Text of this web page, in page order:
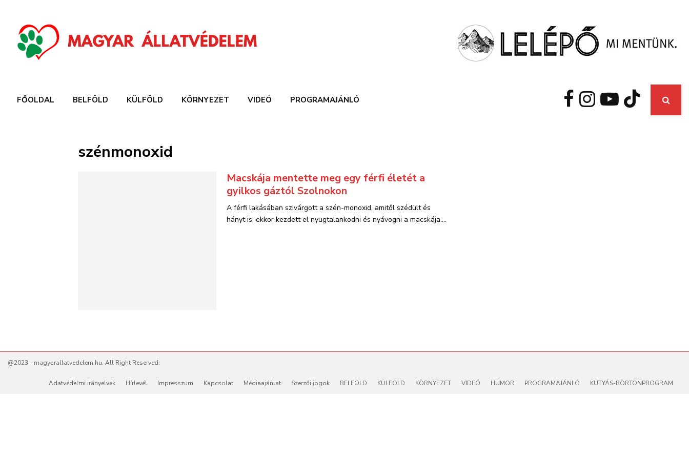
FŐOLDAL BELFÖLD KÜLFÖLD KÖRNYEZET VIDEÓ PROGRAMAJÁNLÓ
szénmonoxid
Macskája mentette meg egy férfi életét a
gyilkos gáztól Szolnokon
A férfi lakásában szivárgott a szén-monoxid, amitől szédült és
hányt is, ekkor kezdett el nyugtalankodni és nyávogni a macskája....
@2023 - magyarallatvedelem.hu. All Right Reserved.
Adatvédelmi irányelvek Hírlevél Impresszum Kapcsolat Médiaajánlat Szerzői jogok BELFÖLD KÜLFÖLD KÖRNYEZET VIDEÓ HUMOR PROGRAMAJÁNLÓ KUTYÁS-BÖRTÖNPROGRAM